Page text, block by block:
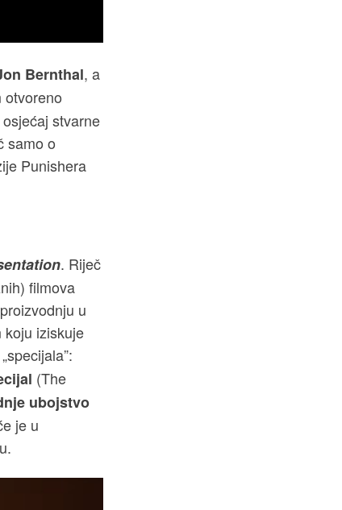
Bernthal, a
otvoreno
stvarne
samo o
Punishera
. Riječ
filmova
u
koju iziskuje
(The
ubojstvo
je u